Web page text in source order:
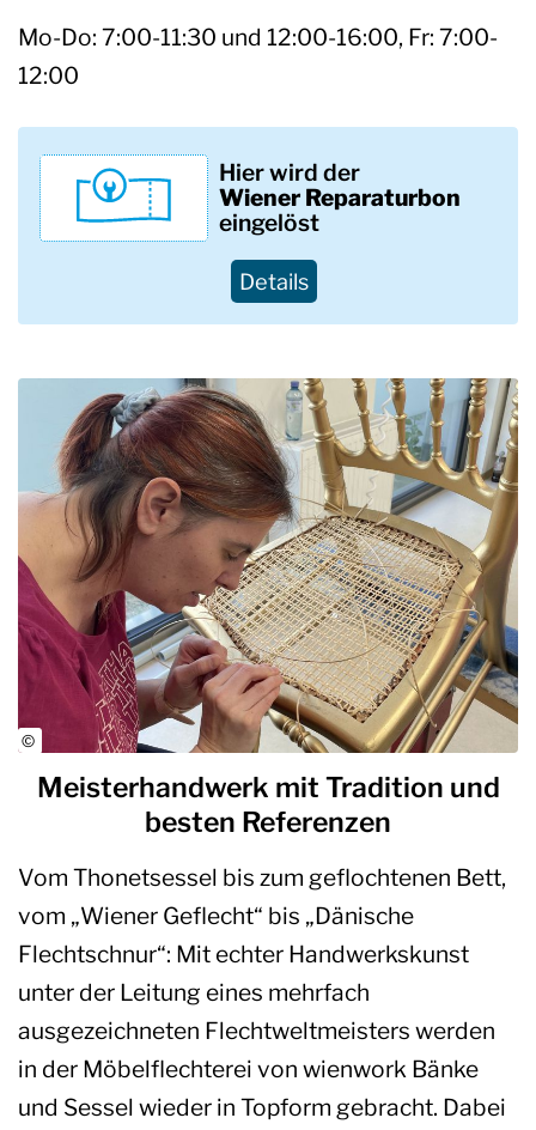
Mo-Do: 7:00-11:30 und 12:00-16:00, Fr: 7:00-
12:00
Hier wird der
Wiener Reparaturbon
eingelöst
Details
Meisterhandwerk mit Tradition und
besten Referenzen
Vom Thonetsessel bis zum geflochtenen Bett,
vom „Wiener Geflecht“ bis „Dänische
Flechtschnur“: Mit echter Handwerkskunst
unter der Leitung eines mehrfach
ausgezeichneten Flechtweltmeisters werden
in der Möbelflechterei von wienwork Bänke
und Sessel wieder in Topform gebracht. Dabei